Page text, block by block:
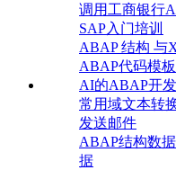
调用工商银行
SAP入门培训
ABAP 结构 与
ABAP代码模
AI的ABAP开
常用域文本转
发送邮件
ABAP结构数
据